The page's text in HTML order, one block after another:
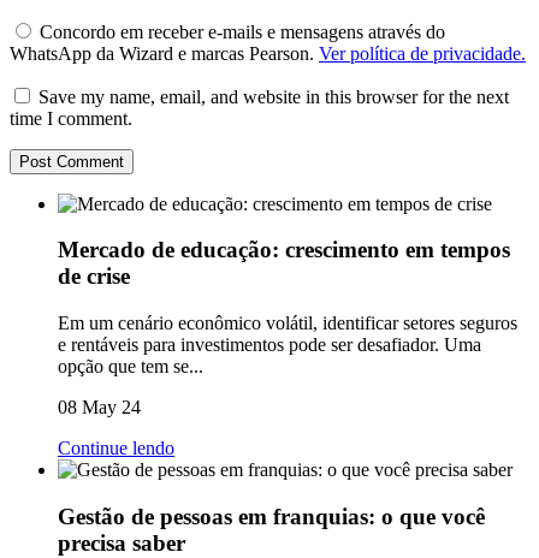
Concordo em receber e-mails e mensagens através do
WhatsApp da Wizard e marcas Pearson. Ver política de privacidade.
Save my name, email, and website in this browser for the next
time I comment.
Mercado de educação: crescimento em tempos
de crise
Em um cenário econômico volátil, identificar setores seguros
e rentáveis para investimentos pode ser desafiador. Uma
opção que tem se...
08 May 24
Continue lendo
Gestão de pessoas em franquias: o que você
precisa saber